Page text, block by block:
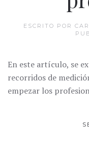
ESCRITO POR
En este artículo, se
recorridos de
empezar los